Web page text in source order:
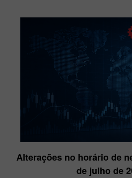
Grand Choice da InstaForex
Alterações no horário de
de julho de